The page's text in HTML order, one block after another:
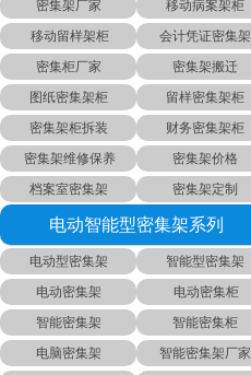
密集架厂家
移动病案架柜
移动留样架柜
会计凭证密集架
密集柜厂家
密集架搬迁
图纸密集架柜
留样密集架柜
密集架柜拆装
财务密集架柜
密集架维修保养
密集架价格
档案室密集架
密集架定制
电动智能型密集架系列
电动型密集架
智能型密集架
电动密集架
电动密集柜
智能密集架
智能密集柜
电脑密集架
智能密集架厂家